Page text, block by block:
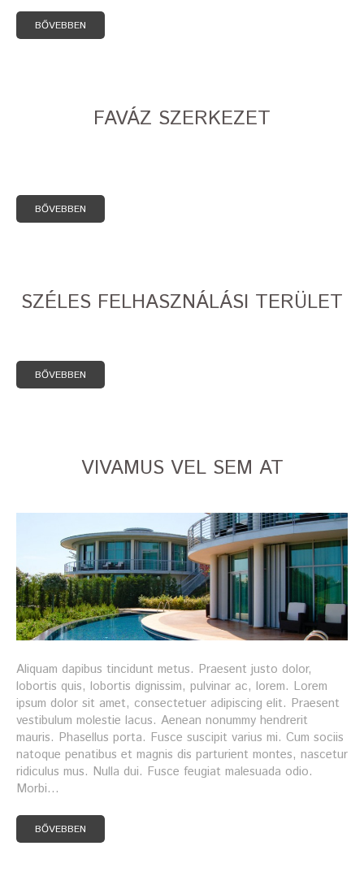
BŐVEBBEN
FAVÁZ SZERKEZET
BŐVEBBEN
SZÉLES FELHASZNÁLÁSI TERÜLET
BŐVEBBEN
VIVAMUS VEL SEM AT
Aliquam dapibus tincidunt metus. Praesent justo dolor,
lobortis quis, lobortis dignissim, pulvinar ac, lorem. Lorem
ipsum dolor sit amet, consectetuer adipiscing elit. Praesent
vestibulum molestie lacus. Aenean nonummy hendrerit
mauris. Phasellus porta. Fusce suscipit varius mi. Cum sociis
natoque penatibus et magnis dis parturient montes, nascetur
ridiculus mus. Nulla dui. Fusce feugiat malesuada odio.
Morbi…
BŐVEBBEN